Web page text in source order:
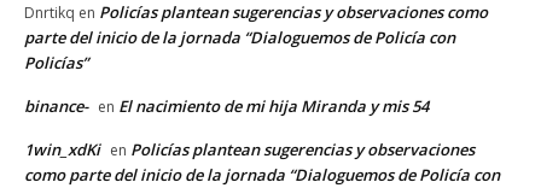
Dnrtikq en Policías plantean sugerencias y observaciones como
parte del inicio de la jornada “Dialoguemos de Policía con
Policías”
binance- en El nacimiento de mi hija Miranda y mis 54
1win_xdKi en Policías plantean sugerencias y observaciones
como parte del inicio de la jornada “Dialoguemos de Policía con